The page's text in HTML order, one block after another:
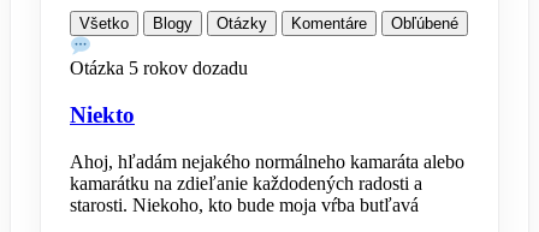
Všetko Blogy Otázky Komentáre Obľúbené
Otázka 5 rokov dozadu
Niekto
Ahoj, hľadám nejakého normálneho kamaráta alebo
kamarátku na zdieľanie každodených radosti a
starosti. Niekoho, kto bude moja vŕba butľavá